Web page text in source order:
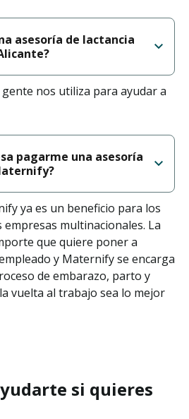
asesoría de lactancia
gente nos utiliza para ayudar a
pagarme una asesoría
ya es un beneficio para los
empresas multinacionales. La
que quiere poner a
y Maternify se encarga
de embarazo, parto y
vuelta al trabajo sea lo mejor
si quieres